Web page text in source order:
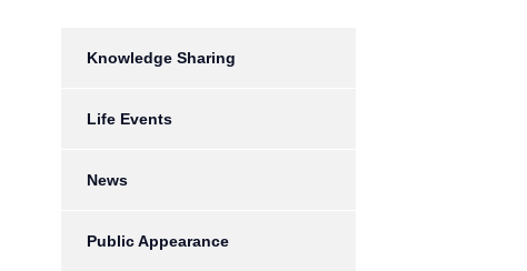
Knowledge Sharing
Life Events
News
Public Appearance